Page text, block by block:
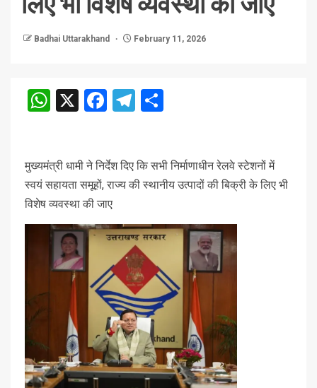
Badhai Uttarakhand February 11, 2026
WhatsApp
X Facebook
Telegram
मुख्यमंत्री धामी ने निर्देश दिए कि सभी निर्माणाधीन रेलवे स्टेशनों में
स्वयं सहायता समूहों, राज्य की स्थानीय उत्पादों की बिक्री के लिए भी
विशेष व्यवस्था की जाए